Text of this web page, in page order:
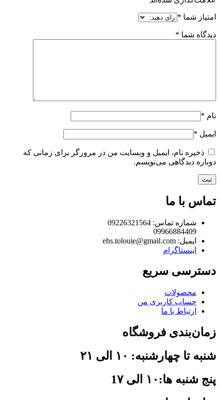
امتیاز شما *
دیدگاه شما *
نام *
ایمیل *
ذخیره نام، ایمیل و وبسایت من در مرورگر برای زمانی که
دوباره دیدگاهی می‌نویسم.
تماس با ما
شماره تماس: 09226321564
09966884409
ایمیل: ehs.tolouie@gmail.com
اینستاگرام
دسترسی سریع
محصولات
حساب کاربری من
ارتباط با ما
زمان‌بندی فروشگاه
شنبه تا چهارشنبه: ۱۰ الی ۲۱
پنج شنبه ها:۱۰ الی 1۷